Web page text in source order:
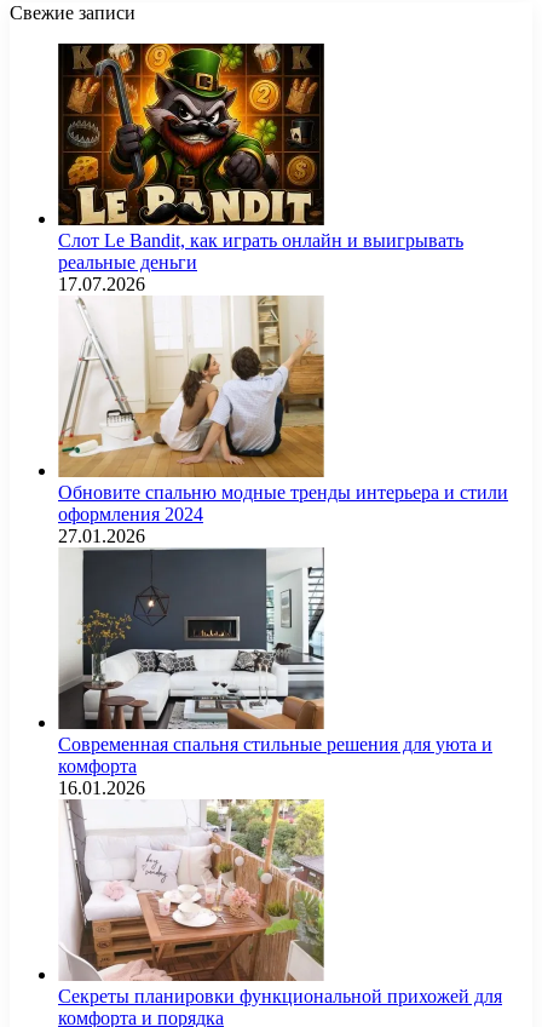
Свежие записи
Слот Le Bandit, как играть онлайн и выигрывать
реальные деньги
17.07.2026
Обновите спальню модные тренды интерьера и стили
оформления 2024
27.01.2026
Современная спальня стильные решения для уюта и
комфорта
16.01.2026
Секреты планировки функциональной прихожей для
комфорта и порядка